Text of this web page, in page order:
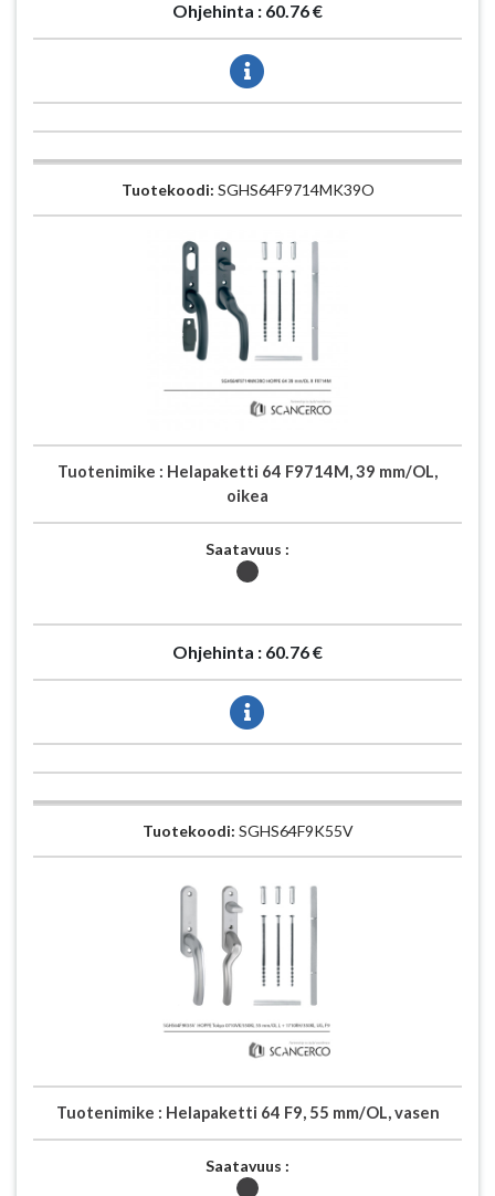
Ohjehinta : 60.76 €
Tuotekoodi: SGHS64F9714MK39O
Tuotenimike : Helapaketti 64 F9714M, 39 mm/OL,
oikea
Saatavuus :
Ohjehinta : 60.76 €
Tuotekoodi: SGHS64F9K55V
Tuotenimike : Helapaketti 64 F9, 55 mm/OL, vasen
Saatavuus :